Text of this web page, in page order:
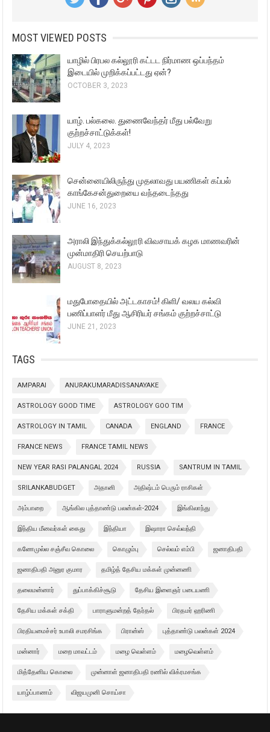
MOST VIEWED POSTS
யாழில் பிரபல கல்லூரி கட்டட நிர்மாண ஒப்பந்தம்
இடையில் முறிக்கப்பட்டது ஏன்?
OCTOBER 3, 2023
யாழ். பல்கலை. துணைவேந்தர் மீது பல்வேறு
குற்றச்சாட்டுக்கள்!
JULY 4, 2023
சென்னையிலிருந்து முதலாவது பயணிகள் கப்பல்
காங்கேசன்துறையை வந்தடைந்தது
JUNE 16, 2023
அராலி இந்துக்கல்லூரி விவசாயக் கழக மாணவரின்
முன்மாதிரி செயற்பாடு
AUGUST 8, 2023
மதுபோதையில் அட்டகாசம்! கிளி/ வலய கல்வி
பணிப்பாளர் மீது ஆசிரியர் சங்கம் குற்றச்சாட்டு
JUNE 21, 2023
TAGS
AMPARAI ANURAKUMARADISSANAYAKE
ASTROLOGY GOOD TIME ASTROLOGY GOO TIM
ASTROLOGY IN TAMIL CANADA ENGLAND FRANCE
FRANCE NEWS FRANCE TAMIL NEWS
NEW YEAR RASI PALANGAL 2024 RUSSIA SANTRUM IN TAMIL
SRILANKABUDGET அதானி அதிஷ்டம் பெரும் ராசிகள்
அம்பாறை ஆங்கில புத்தாண்டு பலன்கள்-2024 இங்கிலாந்து
இந்திய மீனவர்கள் கைது இந்தியா இஷாரா செவ்வந்தி
கணேமுல்ல சஞ்சீவ கொலை கொழும்பு செல்வம் எம்பி ஜனாதிபதி
ஜனாதிபதி அனுர குமார தமிழ்த் தேசிய மக்கள் முன்னணி
தலைமன்னார் துப்பாக்கிச்சூடு தேசிய இளைஞர் படையணி
தேசிய மக்கள் சக்தி பாராளுமன்றத் தேர்தல் பிரதமர் ஹரிணி
பிரதியமைச்சர் உபாலி சமரசிங்க பிரான்ஸ் புத்தாண்டு பலன்கள் 2024
மன்னார் மறை மாவட்டம் மழை வெள்ளம் மழைவெள்ளம்
மித்தேனிய கொலை முன்னாள் ஜனாதிபதி ரணில் விக்ரமசங்க
யாழ்ப்பாணம் விஜயமுனி சொய்சா